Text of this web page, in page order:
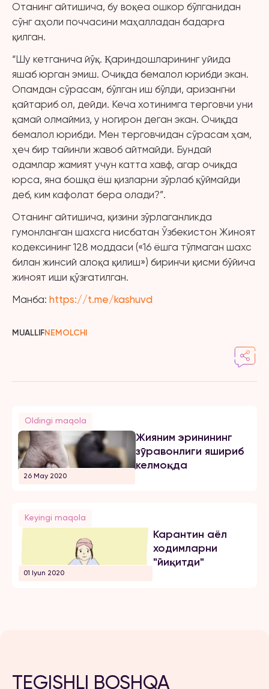
Отанинг айтишича, бу воқеа ошкор бўлганидан
сўнг аҳоли поччасини маҳалладан бадарға
қилган.
“Шу кетганича йўқ. Қариндошларининг уйида
яшаб юрган эмиш. Очиқда бемалол юрибди экан.
Опамдан сўрасам, бўлган иш бўлди, аризангни
қайтариб ол, дейди. Кеча хотинимга терговчи уни
қамай олмаймиз, у ногирон деган экан. Очиқда
бемалол юрибди. Мен терговчидан сўрасам ҳам,
ҳеч бир тайинли жавоб айтмайди. Бундай
одамлар жамият учун катта хавф, агар очиқда
юрса, яна бошқа ёш қизларни зўрлаб қўймайди
деб, ким кафолат бера олади?”.
Отанинг айтишича, қизини зўрлаганликда
гумонланган шахсга нисбатан Ўзбекистон Жиноят
кодексининг 128 моддаси («16 ёшга тўлмаган шахс
билан жинсий алоқа қилиш») биринчи қисми бўйича
жиноят иши қўзғатилган.
Манба: https://t.me/kashuvd
MUALLIFNEMOLCHI
Oldingi maqola
26 May 2020
Жияним эринининг
зўравонлиги яшириб
келмоқда
Keyingi maqola
01 Iyun 2020
Карантин аёл
ходимларни
"йиқитди"
TEGISHLI BOSHQA